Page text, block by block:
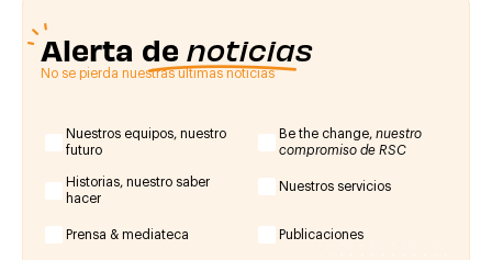
Alerta de noticias
No se pierda nuestras últimas noticias
Nuestros equipos, nuestro
futuro
Be the change, nuestro
compromiso de RSC
Historias, nuestro saber
hacer
Nuestros servicios
Prensa & mediateca Publicaciones